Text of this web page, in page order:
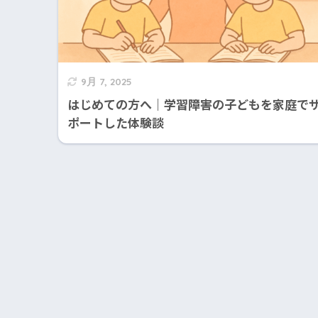
9月 7, 2025
はじめての方へ｜学習障害の子どもを家庭で
ポートした体験談